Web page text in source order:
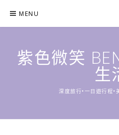
content
MENU
紫色微笑
生
深度旅行•一日遊行程•